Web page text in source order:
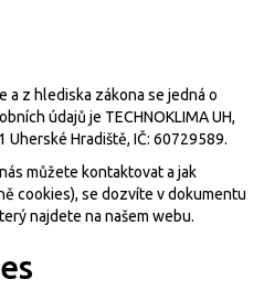
a z hlediska zákona se jedná o
údajů je TECHNOKLIMA UH,
Uherské Hradiště, IČ: 60729589.
můžete kontaktovat a jak
cookies), se dozvíte v dokumentu
najdete na našem webu.